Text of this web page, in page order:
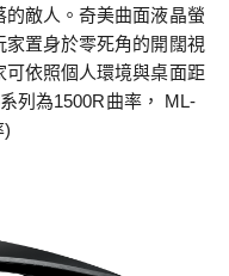
敵人。奇美曲面液晶螢
置身於零死角的開闊視
依照個人環境與桌面距
列為1500R曲率， ML-
)